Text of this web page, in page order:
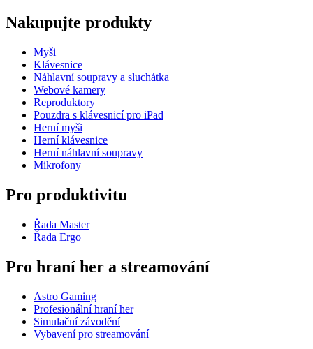
Nakupujte produkty
Myši
Klávesnice
Náhlavní soupravy a sluchátka
Webové kamery
Reproduktory
Pouzdra s klávesnicí pro iPad
Herní myši
Herní klávesnice
Herní náhlavní soupravy
Mikrofony
Pro produktivitu
Řada Master
Řada Ergo
Pro hraní her a streamování
Astro Gaming
Profesionální hraní her
Simulační závodění
Vybavení pro streamování